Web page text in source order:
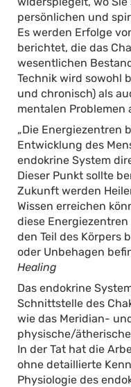
persönlichen und
Es werden Erfolge
berichtet, die das
wesentlichen
Technik wird sowohl
und chronisch) als
mentalen Problemen
„Die Energiezentren
Entwicklung des
endokrine System
Dieser Punkt sollte
Zukunft werden
Wissen erreichen
diese
den Teil des Körpers
oder Unbehagen
Healing
Das endokrine
Schnittstelle des
wie das Meridian-
physische/
In der Tat hat die
ohne detaillierte
Physiologie des